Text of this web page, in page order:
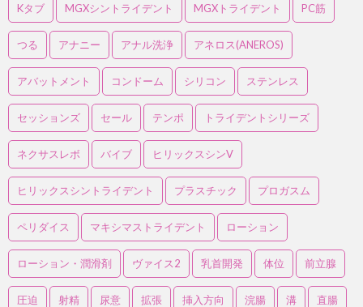
Kタブ MGXシントライデント MGXトライデント PC筋
つる アナニー アナル洗浄 アネロス(ANEROS)
アバットメント コンドーム シリコン ステンレス
セッションズ セール テンポ トライデントシリーズ
ネクサスレボ バイブ ヒリックスシンV
ヒリックスシントライデント プラスチック プロガスム
ペリダイス マキシマストライデント ローション
ローション・潤滑剤 ヴァイス2 乳首開発 体位 前立腺
圧迫 射精 尿意 拡張 挿入方向 浣腸 溝 直腸